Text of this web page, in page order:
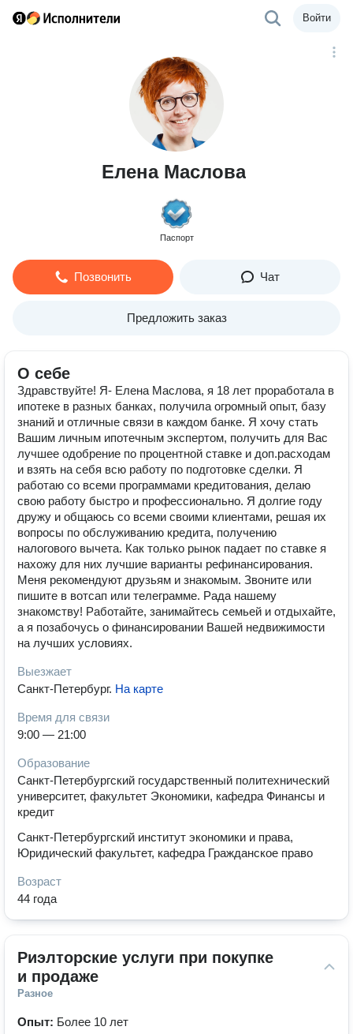
Войти
Елена Маслова
Паспорт
Позвонить Чат
Предложить заказ
О себе
Здравствуйте! Я- Елена Маслова, я 18 лет проработала в
ипотеке в разных банках, получила огромный опыт, базу
знаний и отличные связи в каждом банке. Я хочу стать
Вашим личным ипотечным экспертом, получить для Вас
лучшее одобрение по процентной ставке и доп.расходам
и взять на себя всю работу по подготовке сделки. Я
работаю со всеми программами кредитования, делаю
свою работу быстро и профессионально. Я долгие году
дружу и общаюсь со всеми своими клиентами, решая их
вопросы по обслуживанию кредита, получению
налогового вычета. Как только рынок падает по ставке я
нахожу для них лучшие варианты рефинансирования.
Меня рекомендуют друзьям и знакомым. Звоните или
пишите в вотсап или телеграмме. Рада нашему
знакомству! Работайте, занимайтесь семьей и отдыхайте,
а я позабочусь о финансировании Вашей недвижимости
на лучших условиях.
Выезжает
Санкт-Петербург. На карте
Время для связи
9:00 — 21:00
Образование
Санкт-Петербургский государственный политехнический
университет, факультет Экономики, кафедра Финансы и
кредит
Санкт-Петербургский институт экономики и права,
Юридический факультет, кафедра Гражданское право
Возраст
44 года
Риэлторские услуги при покупке
и продаже
Разное
Опыт: Более 10 лет